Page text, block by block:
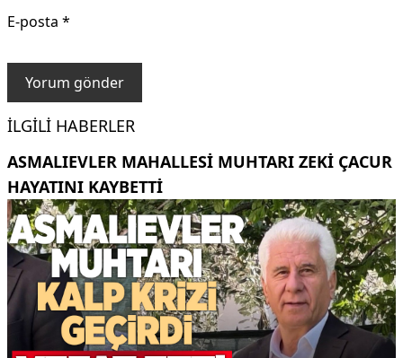
E-posta *
İLGILI HABERLER
ASMALIEVLER MAHALLESI MUHTARI ZEKI ÇACUR
HAYATINI KAYBETTI